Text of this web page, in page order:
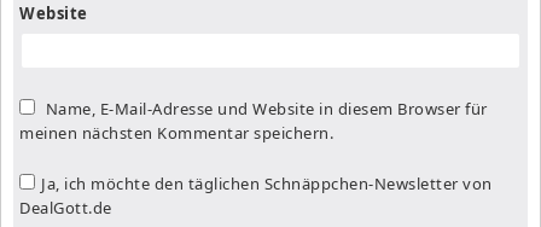
Website
Name, E-Mail-Adresse und Website in diesem Browser für
meinen nächsten Kommentar speichern.
Ja, ich möchte den täglichen Schnäppchen-Newsletter von
DealGott.de